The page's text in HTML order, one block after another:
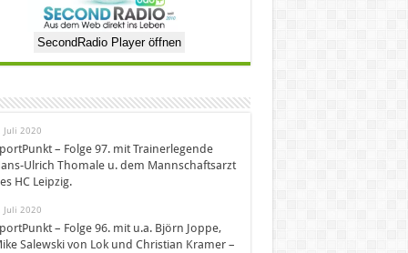
SecondRadio Player öffnen
Juli 2020
– Folge 97. mit Trainerlegende
Ulrich Thomale u. dem Mannschaftsarzt
HC Leipzig.
Juli 2020
– Folge 96. mit u.a. Björn Joppe,
Salewski von Lok und Christian Kramer –